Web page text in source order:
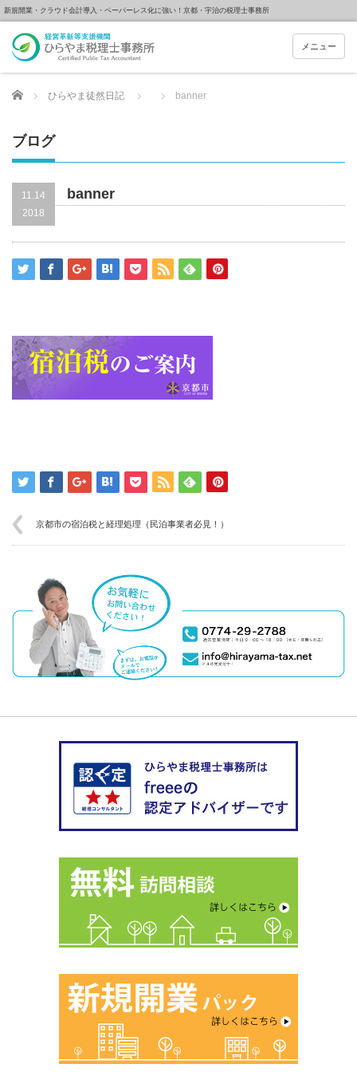
新規開業・クラウド会計導入・ペーパーレス化に強い！京都・宇治の税理士事務所
メニュー
Home ひらやま徒然日記 banner
ブログ
11.14
2018
banner
京都市の宿泊税と経理処理（民泊事業者必見！）